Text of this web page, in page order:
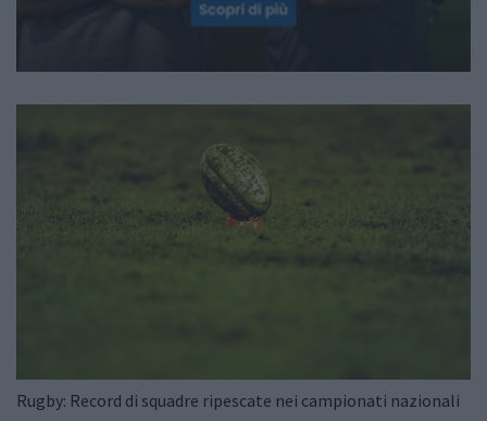
Rugby: Record di squadre ripescate nei campionati nazionali